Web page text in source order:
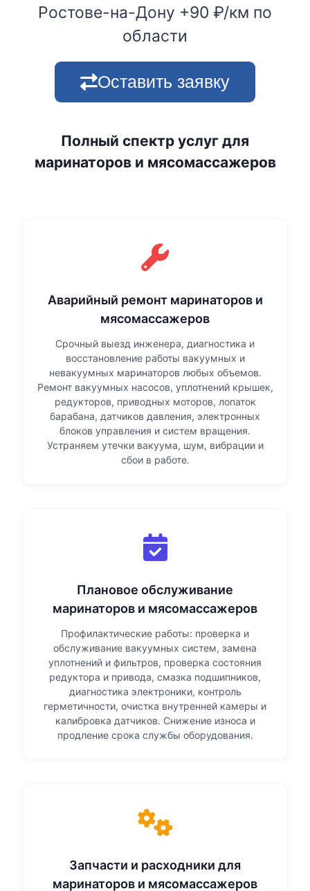
Ростове-на-Дону +90 ₽/км по
области
Оставить заявку
Полный спектр услуг для
маринаторов и мясомассажеров
Аварийный ремонт маринаторов и
мясомассажеров
Срочный выезд инженера, диагностика и
восстановление работы вакуумных и
невакуумных маринаторов любых объемов.
Ремонт вакуумных насосов, уплотнений крышек,
редукторов, приводных моторов, лопаток
барабана, датчиков давления, электронных
блоков управления и систем вращения.
Устраняем утечки вакуума, шум, вибрации и
сбои в работе.
Плановое обслуживание
маринаторов и мясомассажеров
Профилактические работы: проверка и
обслуживание вакуумных систем, замена
уплотнений и фильтров, проверка состояния
редуктора и привода, смазка подшипников,
диагностика электроники, контроль
герметичности, очистка внутренней камеры и
калибровка датчиков. Снижение износа и
продление срока службы оборудования.
Запчасти и расходники для
маринаторов и мясомассажеров